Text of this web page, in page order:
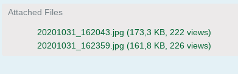
Attached Files
20201031_162043.jpg (173,3 KB, 222 views)
20201031_162359.jpg (161,8 KB, 226 views)